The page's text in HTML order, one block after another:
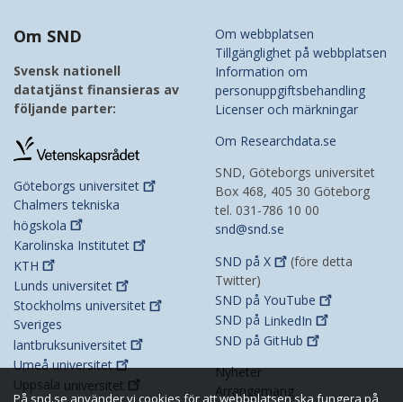
Om SND
Svensk nationell
datatjänst finansieras av
följande parter:
Göteborgs universitet
Chalmers tekniska
högskola
Karolinska Institutet
KTH
Lunds universitet
Stockholms universitet
Sveriges
lantbruksuniversitet
Umeåuniversitet
Uppsala universitet
Om webbplatsen
Tillgänglighet på webbplatsen
Information om
personuppgiftsbehandling
Licenser och märkningar
Om Researchdata.se
SND, Göteborgs universitet
Box 468, 405 30 Göteborg
tel. 031-786 10 00
snd@snd.se
SND på X
(före detta
Twitter)
SND på YouTube
SND på LinkedIn
SND på GitHub
Nyheter
Arrangemang
På snd.se använder vi cookies för att webbplatsen ska fungera på